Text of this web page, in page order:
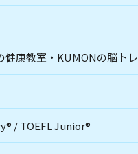
健康教室・KUMONの脳トレ
® /TOEFL Junior®